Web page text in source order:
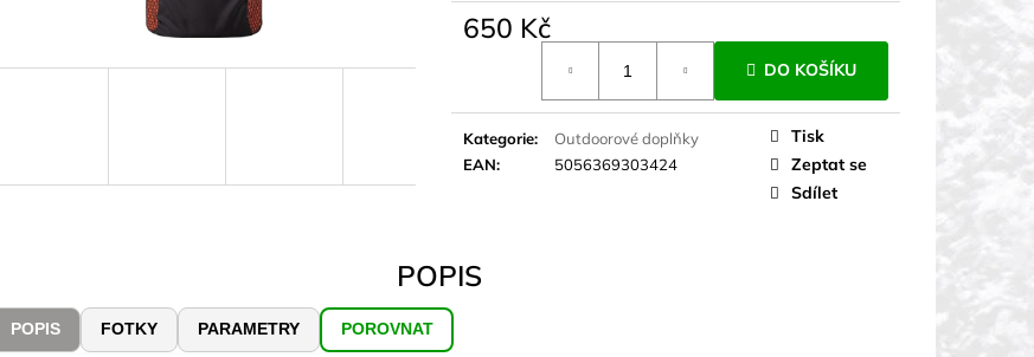
650 Kč
DO KOŠÍKU
Kategorie:
Outdoorové doplňky
EAN: 5056369303424
Tisk
Zeptat se
Sdílet
POPIS
POPIS FOTKY PARAMETRY POROVNAT